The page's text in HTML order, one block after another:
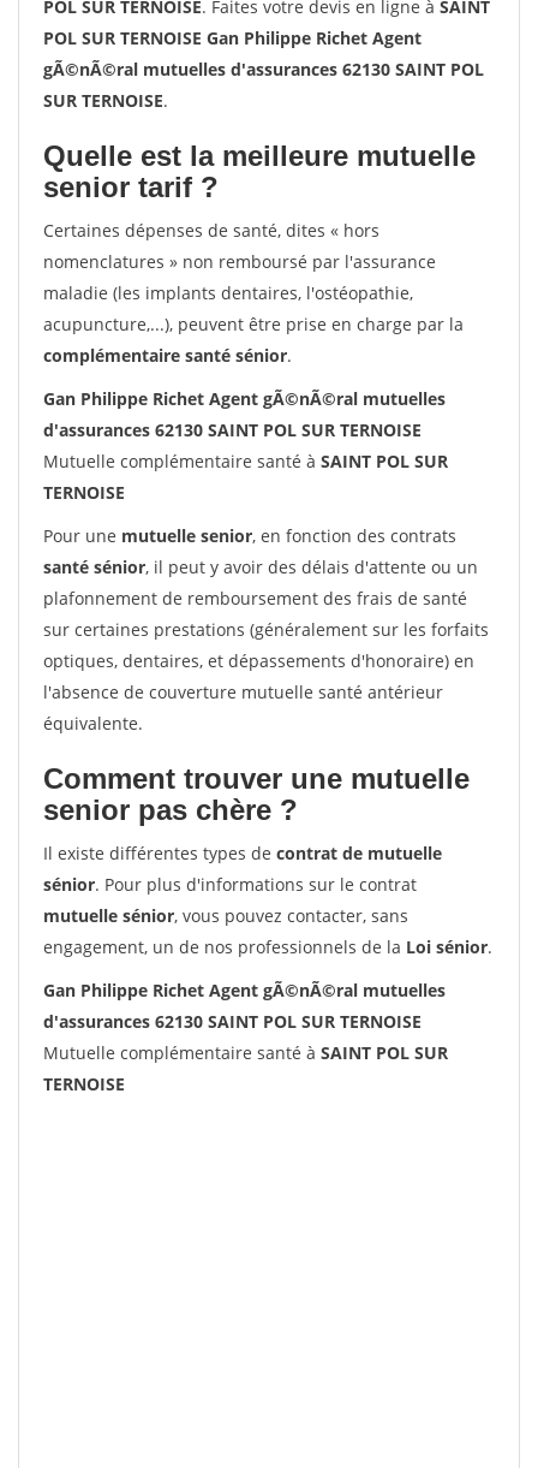
POL SUR TERNOISE. Faites votre devis en ligne à SAINT
POL SUR TERNOISE Gan Philippe Richet Agent
gÃ©nÃ©ral mutuelles d'assurances 62130 SAINT POL
SUR TERNOISE.
Quelle est la meilleure mutuelle
senior tarif ?
Certaines dépenses de santé, dites « hors
nomenclatures » non remboursé par l'assurance
maladie (les implants dentaires, l'ostéopathie,
acupuncture,...), peuvent être prise en charge par la
complémentaire santé sénior.
Gan Philippe Richet Agent gÃ©nÃ©ral mutuelles
d'assurances 62130 SAINT POL SUR TERNOISE
Mutuelle complémentaire santé à SAINT POL SUR
TERNOISE
Pour une mutuelle senior, en fonction des contrats
santé sénior, il peut y avoir des délais d'attente ou un
plafonnement de remboursement des frais de santé
sur certaines prestations (généralement sur les forfaits
optiques, dentaires, et dépassements d'honoraire) en
l'absence de couverture mutuelle santé antérieur
équivalente.
Comment trouver une mutuelle
senior pas chère ?
Il existe différentes types de contrat de mutuelle
sénior. Pour plus d'informations sur le contrat
mutuelle sénior, vous pouvez contacter, sans
engagement, un de nos professionnels de la Loi sénior.
Gan Philippe Richet Agent gÃ©nÃ©ral mutuelles
d'assurances 62130 SAINT POL SUR TERNOISE
Mutuelle complémentaire santé à SAINT POL SUR
TERNOISE